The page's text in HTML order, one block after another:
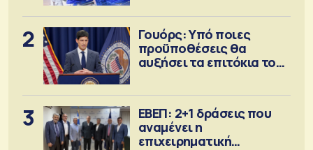
2
Γουόρς: Υπό ποιες
προϋποθέσεις θα
αυξήσει τα επιτόκια τον
3
ΕΒΕΠ: 2+1 δράσεις που
αναμένει η
επιχειρηματική